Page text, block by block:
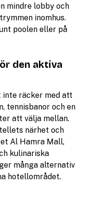
mindre lobby och
inomhus.
poolen eller på
den aktiva
inte räcker med att
tennisbanor och en
att välja mellan.
närhet och
Al Hamra Mall,
kulinariska
många alternativ
hotellområdet.